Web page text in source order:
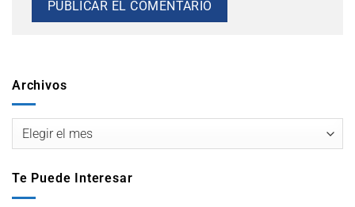
Archivos
Te Puede Interesar